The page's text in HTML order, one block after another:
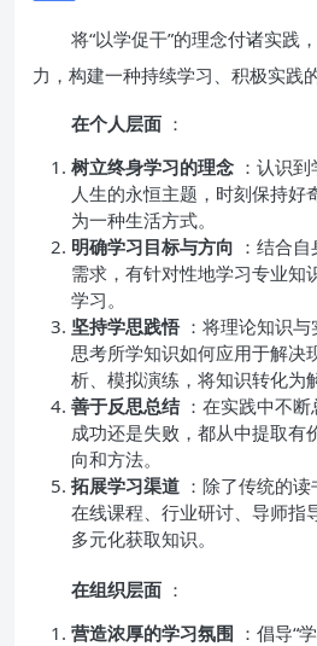
将“以学促干”的理念付诸实践
力，构建一种持续学习、积极实践
在个人层面 ：
树立终身学习的理念 ：认识
人生的永恒主题，时刻保持好
为一种生活方式。
明确学习目标与方向 ：结合
需求，有针对性地学习专业知
学习。
坚持学思践悟 ：将理论知识
思考所学知识如何应用于解决
析、模拟演练，将知识转化为
善于反思总结 ：在实践中不
成功还是失败，都从中提取有
向和方法。
拓展学习渠道 ：除了传统的
在线课程、行业研讨、导师指
多元化获取知识。
在组织层面 ：
营造浓厚的学习氛围 ：倡导“